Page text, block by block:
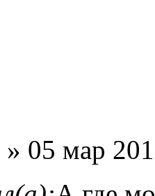
» 05 мар